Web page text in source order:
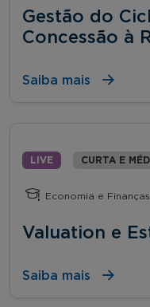
Gestão do
Concessão à
Saiba mais
LIVE CURTA E
Economia e Finanças
Valuation e
Saiba mais